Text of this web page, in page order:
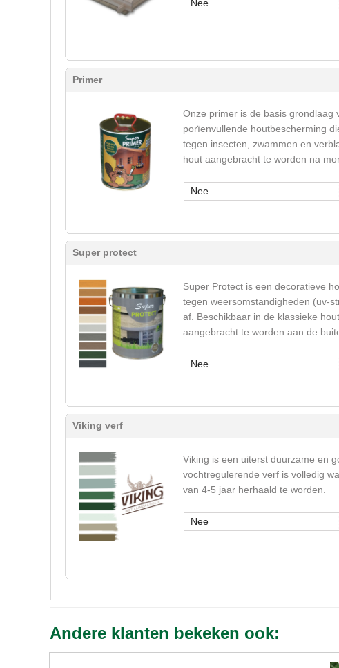
Nee
Primer
Onze primer is de basis grondlaag
porïenvullende houtbescherming
tegen insecten, zwammen en
hout aangebracht te worden na
Nee
Super protect
Super Protect is een decoratieve
tegen weersomstandigheden (uv-
af. Beschikbaar in de klassieke
aangebracht te worden aan de
Nee
Viking verf
Viking is een uiterst duurzame en
vochtregulerende verf is volledig
van 4-5 jaar herhaald te worden.
Nee
Andere klanten bekeken ook: